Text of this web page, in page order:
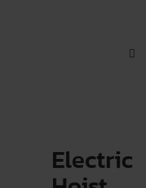
Electric